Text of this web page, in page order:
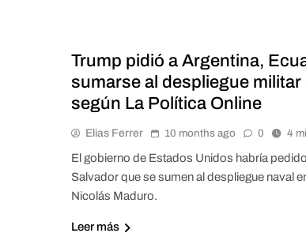
Trump pidió a Argentina,
sumarse al despliegue
según La Política Online
Elias Ferrer 10 months ago 0 4
El gobierno de Estados Unidos habría
Salvador que se sumen al despliegue naval
Nicolás Maduro.
Leer más